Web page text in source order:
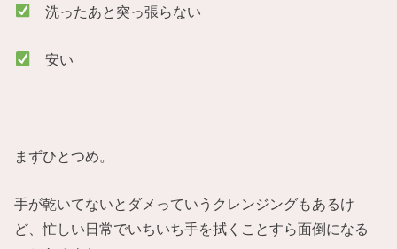
洗ったあと突っ張らない
安い
まずひとつめ。
手が乾いてないとダメっていうクレンジングもあるけ
ど、忙しい日常でいちいち手を拭くことすら面倒になる